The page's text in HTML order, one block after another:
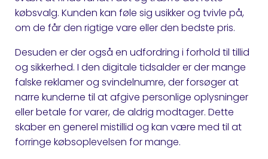
købsvalg. Kunden kan føle sig usikker og tvivle på,
om de får den rigtige vare eller den bedste pris.
Desuden er der også en udfordring i forhold til tillid
og sikkerhed. I den digitale tidsalder er der mange
falske reklamer og svindelnumre, der forsøger at
narre kunderne til at afgive personlige oplysninger
eller betale for varer, de aldrig modtager. Dette
skaber en generel mistillid og kan være med til at
forringe købsoplevelsen for mange.